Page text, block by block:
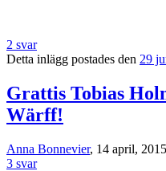
2 svar
Detta inlägg postades den 29
Grattis Tobias
Wärff!
Anna Bonnevier, 14 april, 2015
3 svar